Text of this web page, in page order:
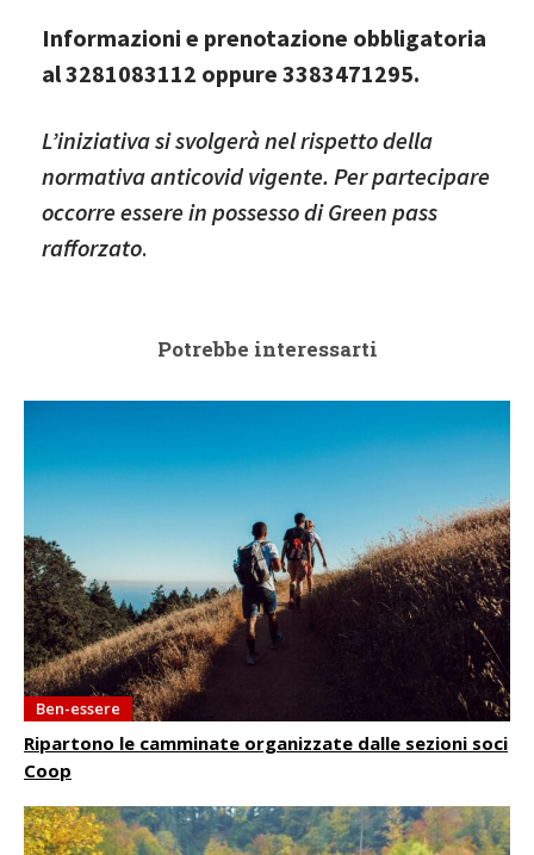
Informazioni e prenotazione obbligatoria
al 3281083112 oppure 3383471295.
L’iniziativa si svolgerà nel rispetto della
normativa anticovid vigente. Per partecipare
occorre essere in possesso di Green pass
rafforzato.
Potrebbe interessarti
Ben-essere
Ripartono le camminate organizzate dalle sezioni soci
Coop